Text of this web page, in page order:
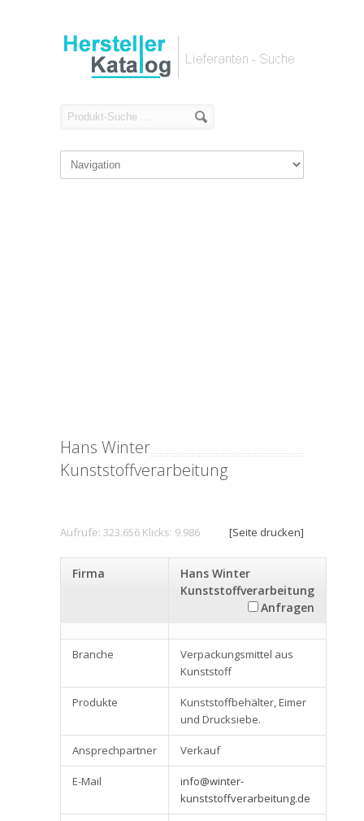
Hans Winter
Kunststoffverarbeitung
Aufrufe: 323.656 Klicks: 9.986 [Seite drucken]
Firma
Hans Winter
Kunststoffverarbeitung
Anfragen
Branche
Verpackungsmittel aus
Kunststoff
Produkte
Kunststoffbehälter, Eimer
und Drucksiebe.
Ansprechpartner Verkauf
E-Mail
info@winter-
kunststoffverarbeitung.de